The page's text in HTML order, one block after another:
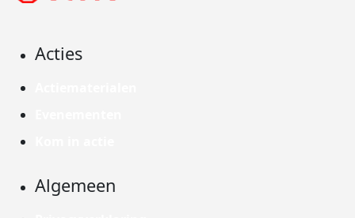
Acties
Algemeen